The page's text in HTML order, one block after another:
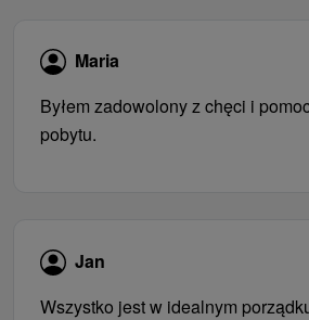
Maria
Byłem zadowolony z chęci i
pobytu.
Jan
Wszystko jest w idealnym